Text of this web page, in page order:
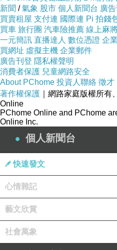
新聞 /氣象 股市 個人新聞台 廣
買賣租屋 支付連 國際連 Pi 拍錢
買車 旅行團 汽車險推薦 線上麻
一元簡訊 直播達人 數位憑證 企
買網址 虛擬主機 企業郵件
廣告刊登 隱私權聲明
消費者保護 兒童網路安全
About PChome 投資人聯絡 徵才
著作權保護 ｜網路家庭版權所有
Online
PChome Online and PChome
Online Inc.
個人新聞台
快速發文
心情雜記
藝文欣賞
社會萬象